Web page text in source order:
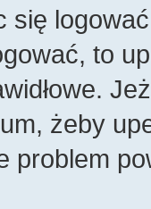
to
żeby
problem